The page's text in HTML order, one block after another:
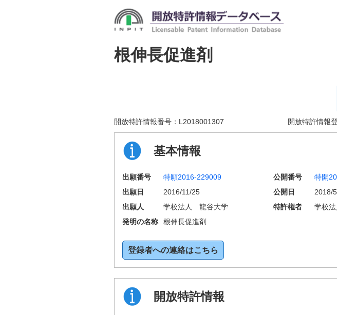
根伸長促進剤
開放特許情報番号： L2018001307 開放特許情報
基本情報
出願番号 特願2016-229009 公開番号 特開
出願日
2016/11/25 公開日
2018/
出願人
学校法人 龍谷大学 特許権者 学校
発明の名称
根伸長促進剤
登録者への連絡はこちら
開放特許情報